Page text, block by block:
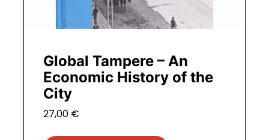
Global Tampere – An
Economic History of the
City
27,00 €